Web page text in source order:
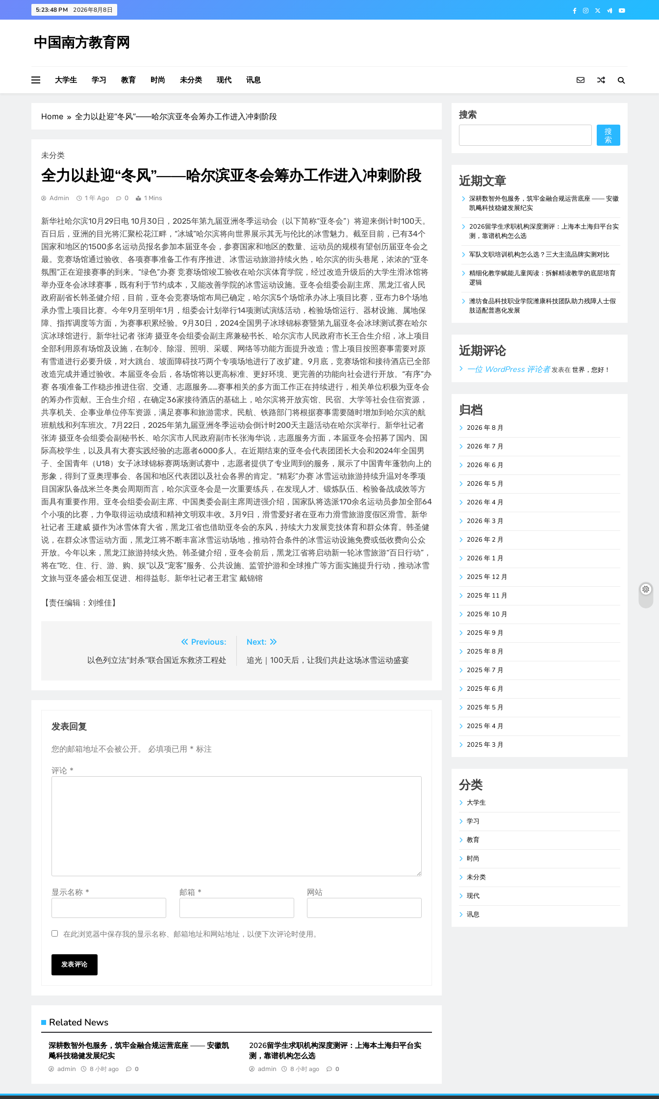
to
5:23:49 PM 2026年8月8日
中国南方教育网
大学生 学习 教育 时尚 未分类 现代 讯息
Home 全力以赴迎“冬风”——哈尔滨亚冬会筹办工作进入冲刺阶段
未分类
全力以赴迎“冬风”——哈尔滨亚冬会筹办工作进入冲刺阶段
Admin 1 年 Ago 0 1 Mins
新华社哈尔滨10月29日电 10月30日，2025年第九届亚洲冬季运动会（以下简称“亚冬会”）将迎来倒计时100天。
百日后，亚洲的目光将汇聚松花江畔，“冰城”哈尔滨将向世界展示其无与伦比的冰雪魅力。截至目前，已有34个
国家和地区的1500多名运动员报名参加本届亚冬会，参赛国家和地区的数量、运动员的规模有望创历届亚冬会之
最。竞赛场馆通过验收、各项赛事准备工作有序推进、冰雪运动旅游持续火热，哈尔滨的街头巷尾，浓浓的“亚冬
氛围”正在迎接赛事的到来。“绿色”办赛 竞赛场馆竣工验收在哈尔滨体育学院，经过改造升级后的大学生滑冰馆将
举办亚冬会冰球赛事，既有利于节约成本，又能改善学院的冰雪运动设施。亚冬会组委会副主席、黑龙江省人民
政府副省长韩圣健介绍，目前，亚冬会竞赛场馆布局已确定，哈尔滨5个场馆承办冰上项目比赛，亚布力8个场地
承办雪上项目比赛。今年9月至明年1月，组委会计划举行14项测试演练活动，检验场馆运行、器材设施、属地保
障、指挥调度等方面，为赛事积累经验。9月30日，2024全国男子冰球锦标赛暨第九届亚冬会冰球测试赛在哈尔
滨冰球馆进行。新华社记者 张涛 摄亚冬会组委会副主席兼秘书长、哈尔滨市人民政府市长王合生介绍，冰上项目
全部利用原有场馆及设施，在制冷、除湿、照明、采暖、网络等功能方面提升改造；雪上项目按照赛事需要对原
有雪道进行必要升级，对大跳台、坡面障碍技巧两个专项场地进行了改扩建。9月底，竞赛场馆和接待酒店已全部
改造完成并通过验收。本届亚冬会后，各场馆将以更高标准、更好环境、更完善的功能向社会进行开放。“有序”办
赛 各项准备工作稳步推进住宿、交通、志愿服务……赛事相关的多方面工作正在持续进行，相关单位积极为亚冬会
的筹办作贡献。王合生介绍，在确定36家接待酒店的基础上，哈尔滨将开放宾馆、民宿、大学等社会住宿资源，
共享机关、企事业单位停车资源，满足赛事和旅游需求。民航、铁路部门将根据赛事需要随时增加到哈尔滨的航
班航线和列车班次。7月22日，2025年第九届亚洲冬季运动会倒计时200天主题活动在哈尔滨举行。新华社记者
张涛 摄亚冬会组委会副秘书长、哈尔滨市人民政府副市长张海华说，志愿服务方面，本届亚冬会招募了国内、国
际高校学生，以及具有大赛实践经验的志愿者6000多人。在近期结束的亚冬会代表团团长大会和2024年全国男
子、全国青年（U18）女子冰球锦标赛两场测试赛中，志愿者提供了专业周到的服务，展示了中国青年蓬勃向上的
形象，得到了亚奥理事会、各国和地区代表团以及社会各界的肯定。“精彩”办赛 冰雪运动旅游持续升温对冬季项
目国家队备战米兰冬奥会周期而言，哈尔滨亚冬会是一次重要练兵，在发现人才、锻炼队伍、检验备战成效等方
面具有重要作用。亚冬会组委会副主席、中国奥委会副主席周进强介绍，国家队将选派170余名运动员参加全部64
个小项的比赛，力争取得运动成绩和精神文明双丰收。3月9日，滑雪爱好者在亚布力滑雪旅游度假区滑雪。新华
社记者 王建威 摄作为冰雪体育大省，黑龙江省也借助亚冬会的东风，持续大力发展竞技体育和群众体育。韩圣健
说，在群众冰雪运动方面，黑龙江将不断丰富冰雪运动场地，推动符合条件的冰雪运动设施免费或低收费向公众
开放。今年以来，黑龙江旅游持续火热。韩圣健介绍，亚冬会前后，黑龙江省将启动新一轮冰雪旅游“百日行动”，
将在“吃、住、行、游、购、娱”以及“宠客”服务、公共设施、监管护游和全球推广等方面实施提升行动，推动冰雪
文旅与亚冬盛会相互促进、相得益彰。新华社记者王君宝 戴锦镕
【责任编辑：刘维佳】
Previous:
以色列立法“封杀”联合国近东救济工程处
Next:
追光｜100天后，让我们共赴这场冰雪运动盛宴
发表回复
您的邮箱地址不会被公开。 必填项已用 * 标注
评论 *
显示名称 * 邮箱 * 网站
在此浏览器中保存我的显示名称、邮箱地址和网站地址，以便下次评论时使用。
Related News
深耕数智外包服务，筑牢金融合规运营底座 —— 安徽凯
飚科技稳健发展纪实
admin 8 小时 ago 0
2026留学生求职机构深度测评：上海本土海归平台实
测，靠谱机构怎么选
admin 8 小时 ago 0
搜索
搜
索
近期文章
深耕数智外包服务，筑牢金融合规运营底座 —— 安徽
凯飚科技稳健发展纪实
2026留学生求职机构深度测评：上海本土海归平台实
测，靠谱机构怎么选
军队文职培训机构怎么选？三大主流品牌实测对比
精细化教学赋能儿童阅读：拆解精读教学的底层培育
逻辑
潍坊食品科技职业学院潍康科技团队助力残障人士假
肢适配普惠化发展
近期评论
一位 WordPress 评论者发表在世界，您好！
归档
2026 年 8 月
2026 年 7 月
2026 年 6 月
2026 年 5 月
2026 年 4 月
2026 年 3 月
2026 年 2 月
2026 年 1 月
2025 年 12 月
2025 年 11 月
2025 年 10 月
2025 年 9 月
2025 年 8 月
2025 年 7 月
2025 年 6 月
2025 年 5 月
2025 年 4 月
2025 年 3 月
分类
大学生
学习
教育
时尚
未分类
现代
讯息